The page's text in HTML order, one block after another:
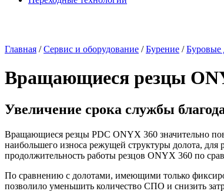
Главная /Сервис и оборудование /Бурение /Буровые
Вращающиеся резцы
Увеличение срока службы
Вращающиеся резцы PDC ONYX 360 значительно
наибольшего износа режущей структуры долота, для
продолжительность работы резцов ONYX 360 по
По сравнению с долотами, имеющими только
позволило уменьшить количество СПО и снизить